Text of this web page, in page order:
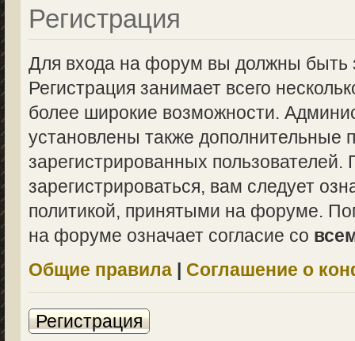
Регистрация
Для входа на форум вы должны быть
Регистрация занимает всего
более широкие возможности.
установлены также дополнительные
зарегистрированных
зарегистрироваться, вам следует
политикой, принятыми на форуме.
на форуме означает согласие со
Общие правила | Соглашение о
Регистрация